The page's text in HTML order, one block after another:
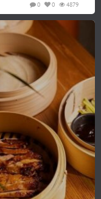
4879
0
0